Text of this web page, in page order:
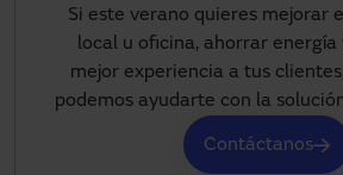
Si este verano quieres mejorar
local u oficina, ahorrar energía
mejor experiencia a tus
podemos ayudarte con la
Contáctanos